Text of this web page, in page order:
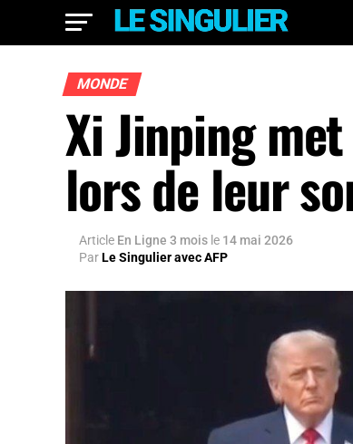
MONDE
Xi Jinping
lors de leur
Article En Ligne 3 mois le 14 mai 2026
ParLe Singulier avec AFP